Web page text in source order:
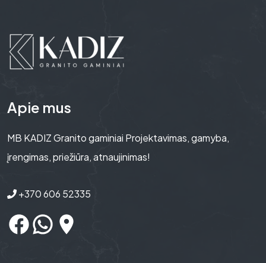
Apie mus
MB KADIZ Granito gaminiai Projektavimas, gamyba,
įrengimas, priežiūra, atnaujinimas!
+370 606 52335